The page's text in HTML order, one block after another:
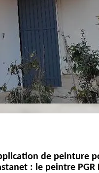
de peinture
: le peintre